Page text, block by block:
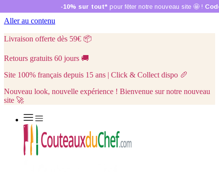
Aller au contenu
Livraison offerte dès 59€ 📦
Retours gratuits 60 jours 🚚
Site 100% français depuis 15 ans | Click & Collect dispo 🥖
Nouveau look, nouvelle expérience ! Bienvenue sur notre nouveau
site 🚀